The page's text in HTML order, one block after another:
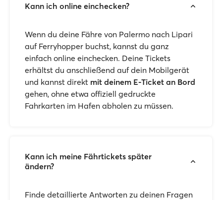
Kann ich online einchecken?
Wenn du deine Fähre von Palermo nach Lipari
auf Ferryhopper buchst, kannst du ganz
einfach online einchecken. Deine Tickets
erhältst du anschließend auf dein Mobilgerät
und kannst direkt mit deinem E-Ticket an Bord
gehen, ohne etwa offiziell gedruckte
Fahrkarten im Hafen abholen zu müssen.
Kann ich meine Fährtickets später
ändern?
Finde detaillierte Antworten zu deinen Fragen